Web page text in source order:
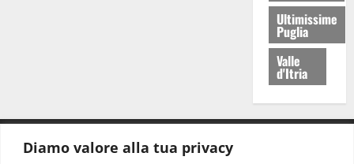
Diamo valore alla tua privacy
Ultimissime
Puglia
Valle
d'Itria